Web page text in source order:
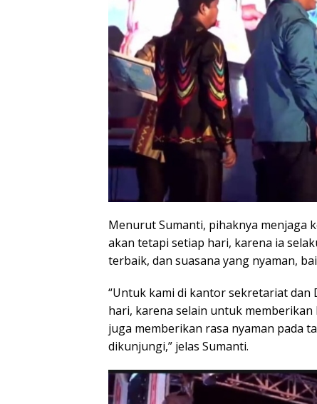
Menurut Sumanti, pihaknya menjaga
akan tetapi setiap hari, karena ia
terbaik, dan suasana yang nyaman,
“Untuk kami di kantor sekretariat dan
hari, karena selain untuk
juga memberikan rasa nyaman pada
dikunjungi,” jelas Sumanti.